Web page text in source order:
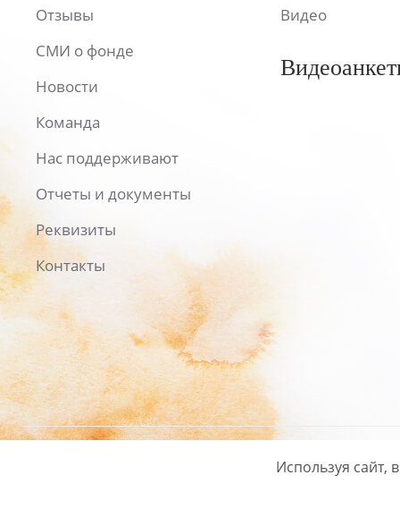
Отзывы
СМИ о фонде
Новости
Команда
Нас поддерживают
Отчеты и документы
Реквизиты
Контакты
Видео
Политика
Используя сайт,